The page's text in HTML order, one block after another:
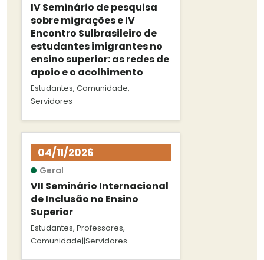
IV Seminário de pesquisa
sobre migrações e IV
Encontro Sulbrasileiro de
estudantes imigrantes no
ensino superior: as redes de
apoio e o acolhimento
Estudantes, Comunidade,
Servidores
04/11/2026
Geral
VII Seminário Internacional
de Inclusão no Ensino
Superior
Estudantes, Professores,
Comunidade||Servidores